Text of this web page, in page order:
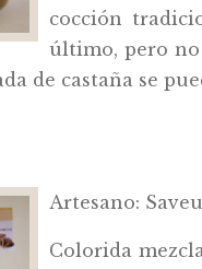
cocción
último, pero no
de castaña se
Artesano:
Colorida